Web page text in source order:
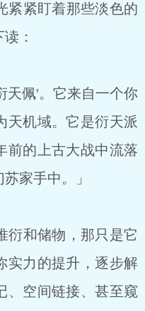
紧盯着那些淡色的
：
佩'。它来自一个你
天机域。它是衍天派
前的上古大战中流落
家手中。」
和储物，那只是它
实力的提升，逐步解
、空间链接、甚至窥